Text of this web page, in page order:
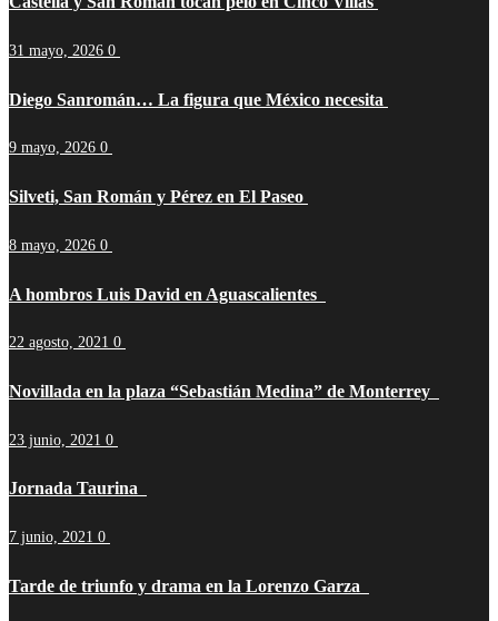
31 mayo, 2026 0
Diego Sanromán… La figura que México necesita
9 mayo, 2026 0
Silveti, San Román y Pérez en El Paseo
8 mayo, 2026 0
A hombros Luis David en Aguascalientes
22 agosto, 2021 0
Novillada en la plaza “Sebastián Medina” de Monterrey
23 junio, 2021 0
Jornada Taurina
7 junio, 2021 0
Tarde de triunfo y drama en la Lorenzo Garza